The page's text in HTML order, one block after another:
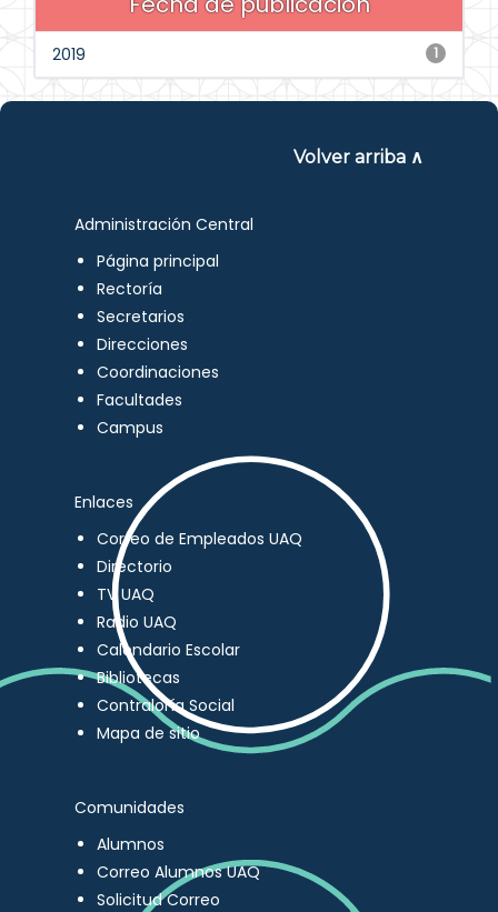
1
2019
Volver arriba ∧
Administración Central
Página principal
Rectoría
Secretarios
Direcciones
Coordinaciones
Facultades
Campus
Enlaces
Correo de Empleados UAQ
Directorio
TV UAQ
Radio UAQ
Calendario Escolar
Bibliotecas
Contraloría Social
Mapa de sitio
Comunidades
Alumnos
Correo Alumnos UAQ
Solicitud Correo